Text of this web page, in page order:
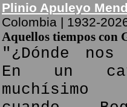
Plinio Apuleyo
Colombia | 1932-
Aquellos tiempos con
"¿Dónde nos
En un